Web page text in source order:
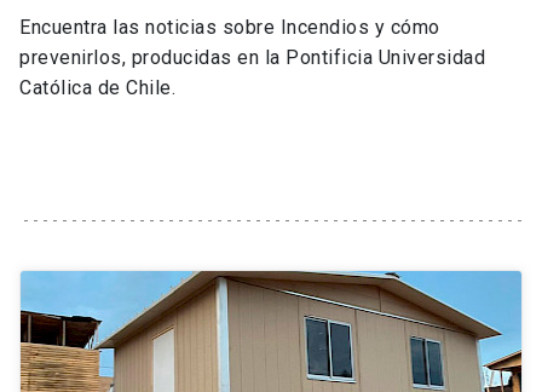
institutos
Investigación
Universidad
Información para
Encuentra las noticias sobre Incendios y cómo
prevenirlos, producidas en la Pontificia Universidad
Católica de Chile.